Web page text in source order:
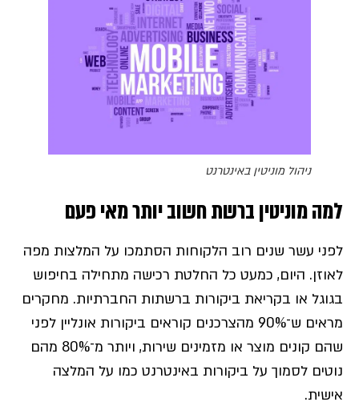
ניהול מוניטין באינטרנט
למה מוניטין ברשת חשוב יותר מאי פעם
לפני עשר שנים רוב הלקוחות הסתמכו על המלצות מפה
לאוזן. היום, כמעט כל החלטת רכישה מתחילה בחיפוש
בגוגל או בקריאת ביקורות ברשתות החברתיות. מחקרים
מראים ש־90% מהצרכנים קוראים ביקורות אונליין לפני
שהם קונים מוצר או מזמינים שירות, ויותר מ־80% מהם
נוטים לסמוך על ביקורות באינטרנט כמו על המלצה
אישית.